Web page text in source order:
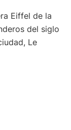
Eiffel de la
del siglo
Le